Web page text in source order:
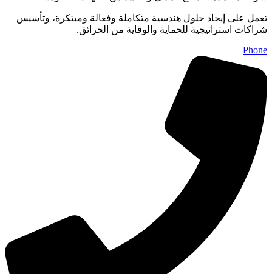
تعمل على إيجاد حلول هندسية متكاملة وفعالة ومبتكرة، وتأسيس
شراكات استراتيجية للحماية والوقاية من الحرائق.
Phone